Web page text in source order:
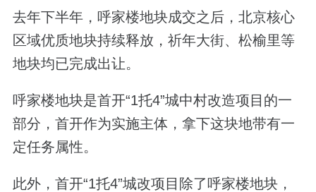
去年下半年，呼家楼地块成交之后，北京核心
区域优质地块持续释放，祈年大街、松榆里等
地块均已完成出让。
呼家楼地块是首开“1托4”城中村改造项目的一
部分，首开作为实施主体，拿下这块地带有一
定任务属性。
此外，首开“1托4”城改项目除了呼家楼地块，